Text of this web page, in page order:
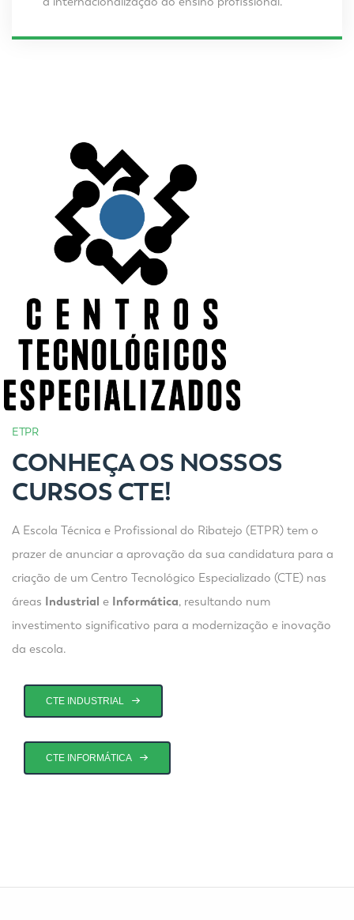
ETPR
CONHEÇA OS NOSSOS
CURSOS CTE!
A Escola Técnica e Profissional do Ribatejo (ETPR) tem o
prazer de anunciar a aprovação da sua candidatura para a
criação de um Centro Tecnológico Especializado (CTE) nas
áreas Industrial e Informática, resultando num
investimento significativo para a modernização e inovação
da escola.
CTE INDUSTRIAL
CTE INFORMÁTICA